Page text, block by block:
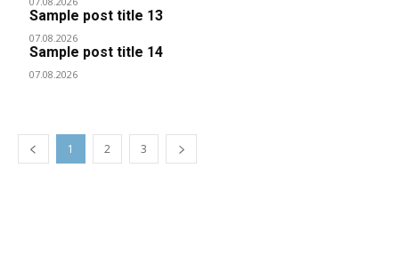
Sample post title 13
07.08.2026
Sample post title 14
07.08.2026
1 2 3